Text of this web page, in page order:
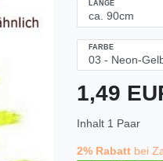
LÄNGE
FARBE
1,49
Inhalt 1 Paar
2% Rabatt bei